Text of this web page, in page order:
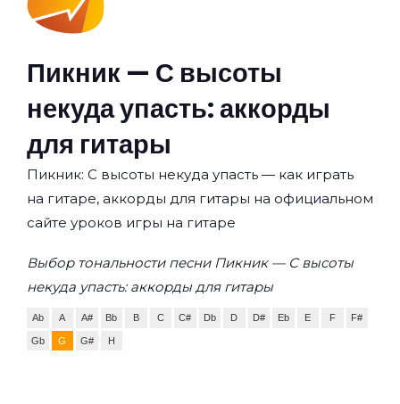
Пикник — С высоты
некуда упасть: аккорды
для гитары
Пикник: С высоты некуда упасть — как играть
на гитаре, аккорды для гитары на официальном
сайте уроков игры на гитаре
Выбор тональности песни Пикник — С высоты
некуда упасть: аккорды для гитары
Ab A A# Bb B C C# Db D D# Eb E F F#
Gb G G# H